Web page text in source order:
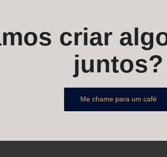
criar
juntos?
Me chame para um café